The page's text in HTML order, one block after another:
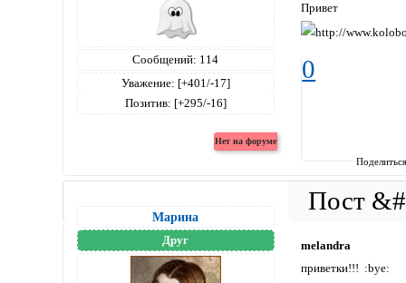
Сообщений: 114
Уважение: [+401/-17]
Позитив: [+295/-16]
Привет
0
Марина
Друг
melandra
приветки!!! :bye: